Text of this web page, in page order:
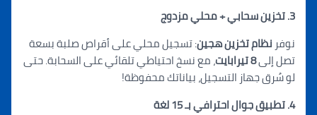
يمزدوج
نوفرنظام تخزين هجين: تسجيل محلي على أقراص صلبة بسعة
تصل إلى8 تيرابايت
، مع نسخ احتياطي تلقائي على السحابة. حتى
لو سُرق جهاز التسجيل، بياناتك محفوظة!